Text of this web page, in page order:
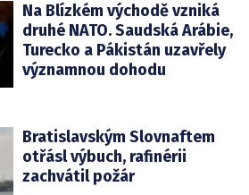
Na Blízkém východě vzniká
druhé NATO. Saudská Arábie,
Turecko a Pákistán uzavřely
významnou dohodu
Bratislavským Slovnaftem
otřásl výbuch, rafinérii
zachvátil požár